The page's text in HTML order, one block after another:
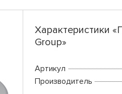
Характеристики
Group»
Артикул
Производитель